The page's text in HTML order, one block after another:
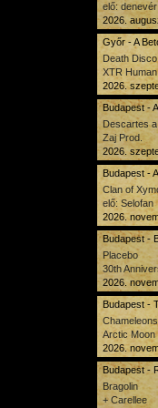
anyaggal
Remélem,
részesei
elő: denevér
2026.
Győr - A
Death Disco
XTR
2026.
Budapest -
Descartes
Zaj Prod.
2026.
Budapest -
Clan of
elő: Selofan
2026.
Budapest -
Placebo
30th
2026.
Budapest -
Chameleons
Arctic Moon
2026.
Budapest -
Bragolin
+ Carellee